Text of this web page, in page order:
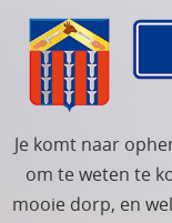
naar
inhoud
Je komt naar
om te weten te
mooie dorp, en